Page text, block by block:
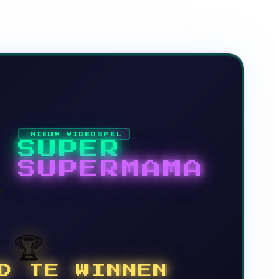
NIEUW VIDEOSPEL
SUPER
SUPERMAMA
🏆
TE WINNEN